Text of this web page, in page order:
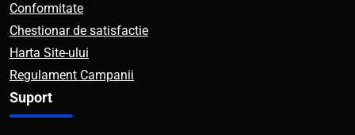
Conformitate
Chestionar de satisfactie
Harta Site-ului
Regulament Campanii
Suport